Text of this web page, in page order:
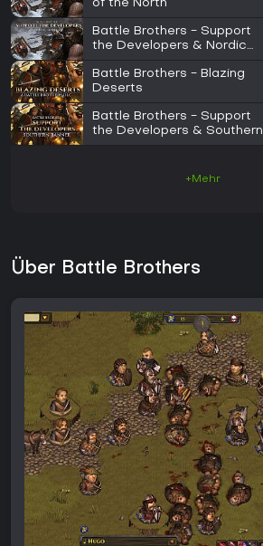
of the North
Battle Brothers - Support
the Developers & Nordic
Battle Brothers - Blazing
Deserts
Battle Brothers - Support
the Developers & Southern
+Mehr
Über Battle Brothers